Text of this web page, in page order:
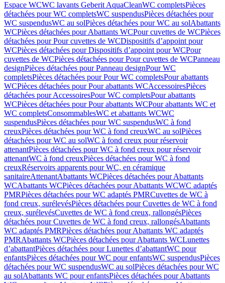
Espace WCWC lavants Geberit AquaCleanWC completsPièces
détachées pour WC completsWC suspendusPièces détachées pour
WC suspendusWC au solPièces détachées pour WC au solAbattants
WCPièces détachées pour Abattants WCPour cuvettes de WCPièces
détachées pour Pour cuvettes de WCDispositifs d’appoint pour
WCPièces détachées pour Dispositifs d’appoint pour WCPour
cuvettes de WCPièces détachées pour Pour cuvettes de WCPanneau
designPièces détachées pour Panneau designPour WC
completsPièces détachées pour Pour WC completsPour abattants
WCPièces détachées pour Pour abattants WCAccessoiresPièces
détachées pour AccessoiresPour WC completsPour abattants
WCPièces détachées pour Pour abattants WCPour abattants WC et
WC completsConsommablesWC et abattants WCWC
suspendusPièces détachées pour WC suspendusWC à fond
creuxPièces détachées pour WC à fond creuxWC au solPièces
détachées pour WC au solWC à fond creux pour réservoir
attenantPièces détachées pour WC à fond creux pour réservoir
attenantWC à fond creuxPièces détachées pour WC à fond
creuxRéservoirs apparents pour WC, en céramique
sanitaireAttenantAbattants WCPièces détachées pour Abattants
WCAbattants WCPièces détachées pour Abattants WCWC adaptés
PMRPièces détachées pour WC adaptés PMRCuvettes de WC à
fond creux, surélevésPièces détachées pour Cuvettes de WC à fond
creux, surélevésCuvettes de WC à fond creux, rallongésPièces
détachées pour Cuvettes de WC à fond creux, rallongésAbattants
WC adaptés PMRPièces détachées pour Abattants WC adaptés
PMRAbattants WCPièces détachées pour Abattants WCLunettes
d’abattantPièces détachées pour Lunettes d’abattantWC pour
enfantsPièces détachées pour WC pour enfantsWC suspendusPièces
détachées pour WC suspendusWC au solPièces détachées pour WC
au solAbattants WC pour enfantsPièces détachées pour Abattants